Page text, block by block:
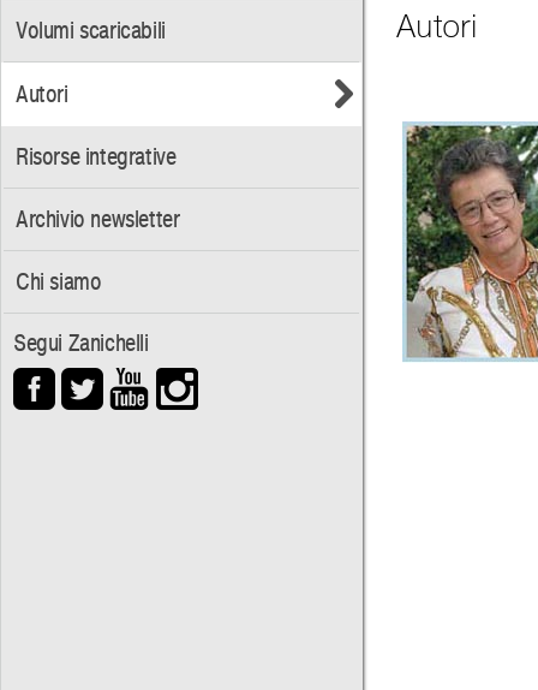
Volumi scaricabili
Autori
Risorse integrative
Archivio newsletter
Chi siamo
Segui Zanichelli
Autori